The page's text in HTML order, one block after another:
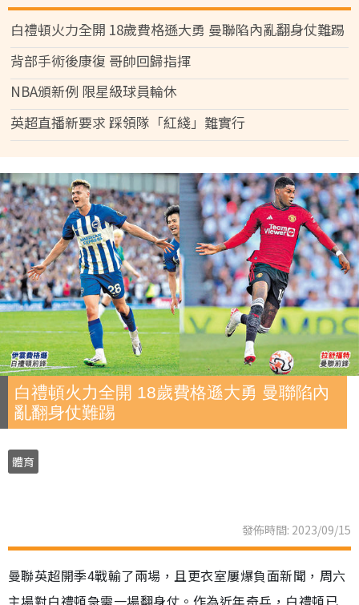
白禮頓火力全開 18歲費格遜大勇 曼聯陷內亂翻身仗難踢
背部手術後康復 哥帥回歸指揮
NBA頒新例 限星級球員輪休
英超直播新要求 踩領隊「紅綫」難實行
白禮頓火力全開 18歲費格遜大勇 曼聯陷內
亂翻身仗難踢
體育
發佈時間: 2023/09/15
曼聯英超開季4戰輸了兩場，且更衣室屢爆負面新聞，周六
主場對白禮頓急需一場翻身仗。作為近年奇兵，白禮頓已